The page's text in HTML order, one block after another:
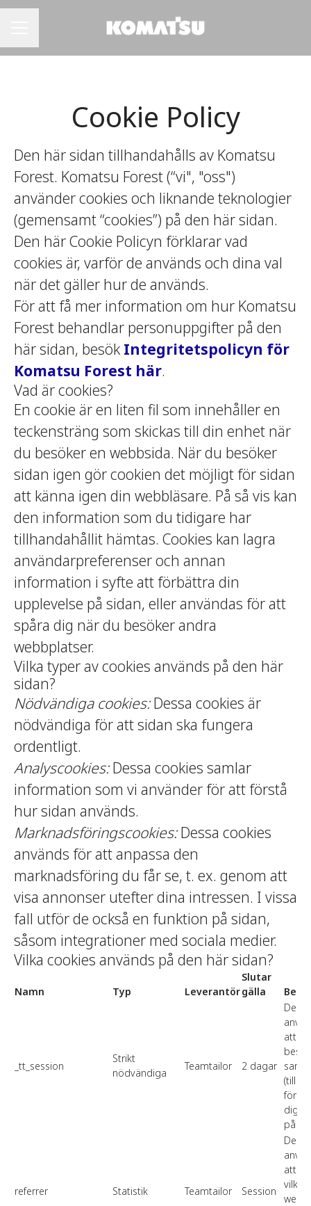
Cookie Policy
Den här sidan tillhandahålls av Komatsu
Forest. Komatsu Forest (“vi", "oss")
använder cookies och liknande teknologier
(gemensamt “cookies”) på den här sidan.
Den här Cookie Policyn förklarar vad
cookies är, varför de används och dina val
när det gäller hur de används.
För att få mer information om hur Komatsu
Forest behandlar personuppgifter på den
här sidan, besök Integritetspolicyn för
Komatsu Forest här.
Vad är cookies?
En cookie är en liten fil som innehåller en
teckensträng som skickas till din enhet när
du besöker en webbsida. När du besöker
sidan igen gör cookien det möjligt för sidan
att känna igen din webbläsare. På så vis kan
den information som du tidigare har
tillhandahållit hämtas. Cookies kan lagra
användarpreferenser och annan
information i syfte att förbättra din
upplevelse på sidan, eller användas för att
spåra dig när du besöker andra
webbplatser.
Vilka typer av cookies används på den här
sidan?
Nödvändiga cookies:Dessa cookies är
nödvändiga för att sidan ska fungera
ordentligt.
Analyscookies:Dessa cookies samlar
information som vi använder för att förstå
hur sidan används.
Marknadsföringscookies:Dessa cookies
används för att anpassa den
marknadsföring du får se, t. ex. genom att
visa annonser utefter dina intressen. I vissa
fall utför de också en funktion på sidan,
såsom integrationer med sociala medier.
Vilka cookies används på den här sidan?
Namn Typ Leverantör
Slutar
gälla
_tt_session
Strikt
nödvändiga
Teamtailor 2 dagar
att
(till
för
dig
på
referrer Statistik Teamtailor Session
att
vilken